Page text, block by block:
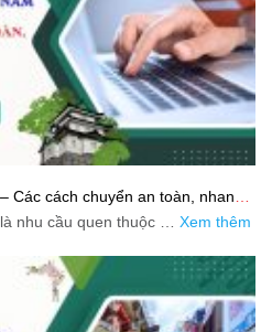
Các cách chuyển an toàn, nhanh
nhu cầu quen thuộc … Xem thêm